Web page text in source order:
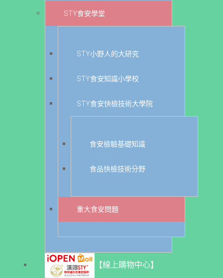
STY食安學堂
STY小野人的大研究
STY食安知識小學校
STY食安快檢技術大學院
食安檢驗基礎知識
食品快檢技術分野
重大食安問題
【線上購物中心】